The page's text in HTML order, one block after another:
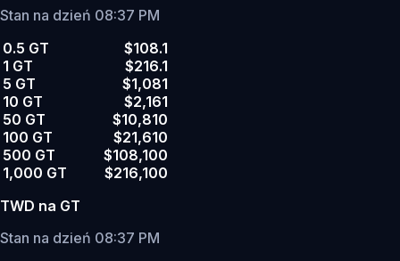
Stan na dzień 08:37 PM
0.5 GT
$108.1
1 GT
$216.1
5 GT
$1,081
10 GT
$2,161
50 GT
$10,810
100 GT
$21,610
500 GT
$108,100
1,000 GT
$216,100
TWD na GT
Stan na dzień 08:37 PM